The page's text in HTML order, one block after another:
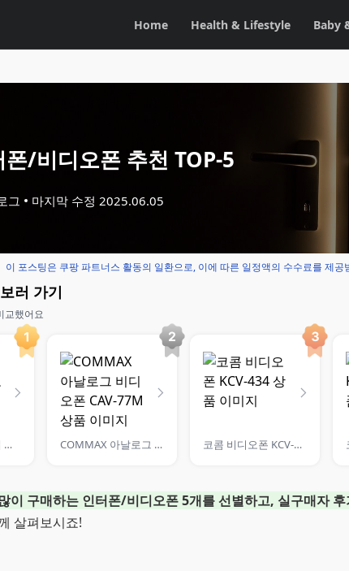
Home Health & Lifestyle Baby
폰/비디오폰 추천 TOP-5
그 마지막 수정 2025.06.05
이 포스팅은 쿠팡 파트너스 활동의 일환으로, 이에 따른 일정액의 수수료를 제공
러 가기
교했어요
코맥스 4선식 컬러 비디오폰 CAV-43M COMMAX 아날로그 비디오폰 CAV-77M 코콤 비디오폰 KCV-434
이 구매하는 인터폰/비디오폰 5개를 선별하고, 실구매자
살펴보시죠!